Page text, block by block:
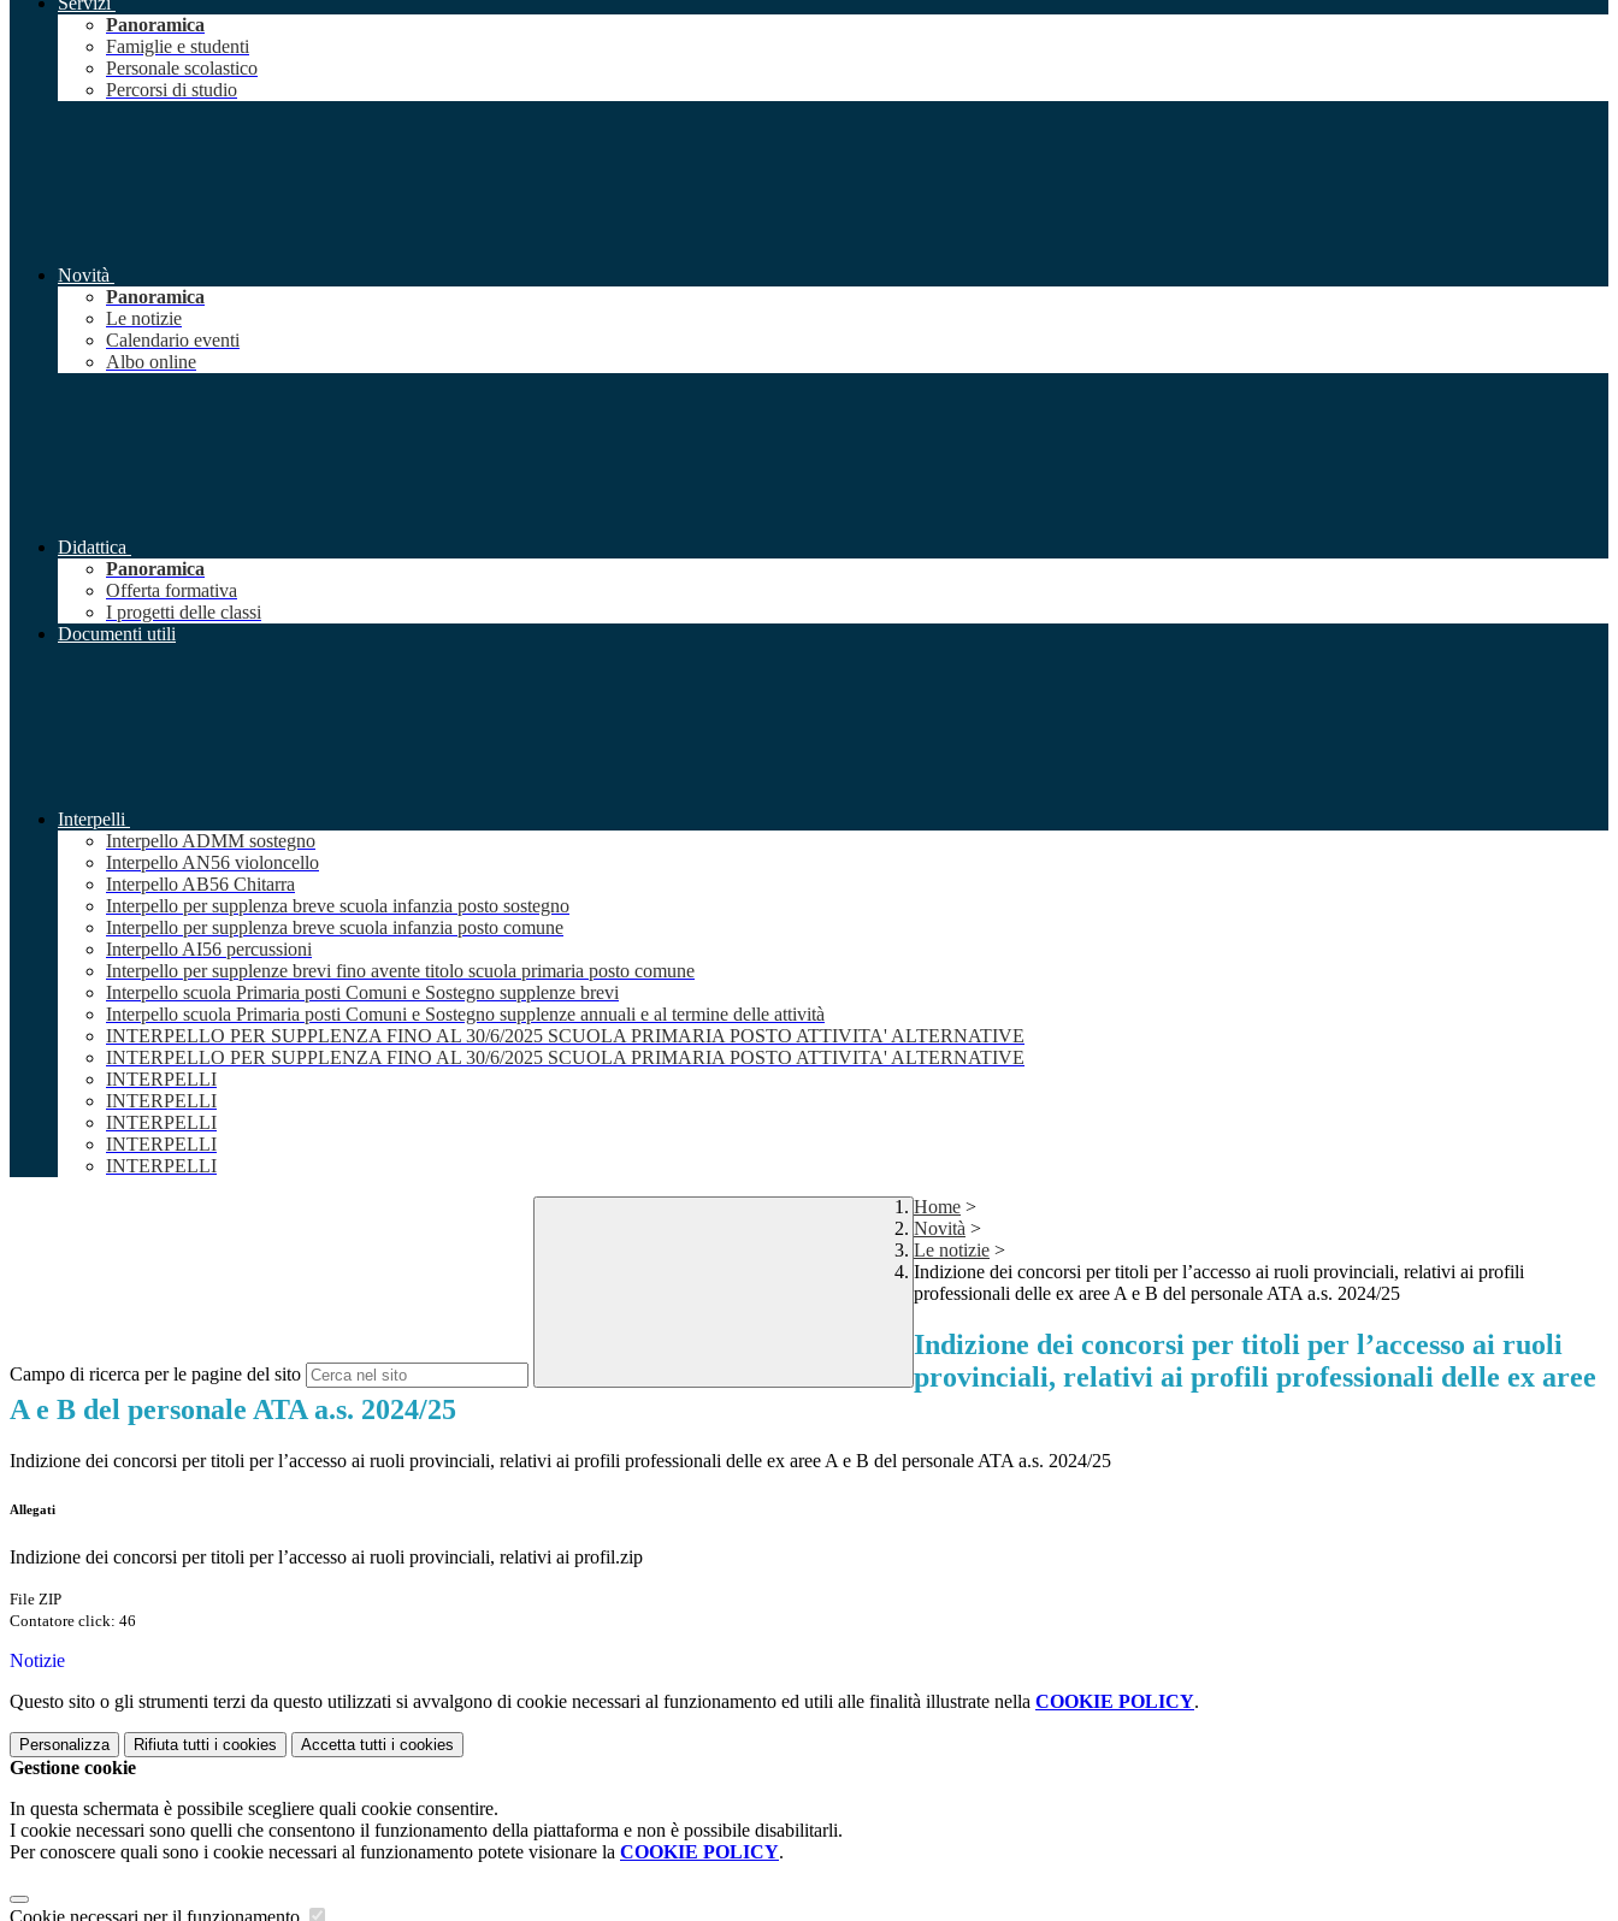
Panoramica
Famiglie e studenti
Personale scolastico
Percorsi di studio
Novità
Panoramica
Le notizie
Calendario eventi
Albo online
Didattica
Panoramica
Offerta formativa
I progetti delle classi
Documenti utili
Interpelli
Interpello ADMM sostegno
Interpello AN56 violoncello
Interpello AB56 Chitarra
Interpello per supplenza breve scuola infanzia posto sostegno
Interpello per supplenza breve scuola infanzia posto comune
Interpello AI56 percussioni
Interpello per supplenze brevi fino avente titolo scuola primaria posto comune
Interpello scuola Primaria posti Comuni e Sostegno supplenze brevi
Interpello scuola Primaria posti Comuni e Sostegno supplenze annuali e al termine delle attività
INTERPELLO PER SUPPLENZA FINO AL 30/6/2025 SCUOLA PRIMARIA POSTO ATTIVITA' ALTERNATIVE
INTERPELLO PER SUPPLENZA FINO AL 30/6/2025 SCUOLA PRIMARIA POSTO ATTIVITA' ALTERNATIVE
INTERPELLI
INTERPELLI
INTERPELLI
INTERPELLI
INTERPELLI
Campo di ricerca per le pagine del sito
Home >
Novità >
Le notizie >
Indizione dei concorsi per titoli per l’accesso ai ruoli provinciali, relativi ai profili
professionali delle ex aree A e B del personale ATA a.s. 2024/25
Indizione dei concorsi per titoli per l’accesso ai ruoli
provinciali, relativi ai profili professionali delle ex aree
A e B del personale ATA a.s. 2024/25
Indizione dei concorsi per titoli per l’accesso ai ruoli provinciali, relativi ai profili professionali delle ex aree A e B del personale ATA a.s. 2024/25
Allegati
Indizione dei concorsi per titoli per l’accesso ai ruoli provinciali, relativi ai profil.zip
File ZIP
Contatore click: 46
Notizie
Questo sito o gli strumenti terzi da questo utilizzati si avvalgono di cookie necessari al funzionamento ed utili alle finalità illustrate nella COOKIE POLICY.
Personalizza Rifiuta tutti i cookies Accetta tutti i cookies
Gestione cookie
In questa schermata è possibile scegliere quali cookie consentire.
I cookie necessari sono quelli che consentono il funzionamento della piattaforma e non è possibile disabilitarli.
Per conoscere quali sono i cookie necessari al funzionamento potete visionare la COOKIE POLICY.
Cookie necessari per il funzionamento